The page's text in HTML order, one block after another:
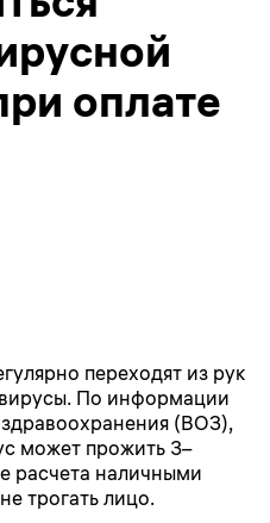
оплате
переходят из рук
вирусы. По информации
(ВОЗ),
может прожить 3–
расчета наличными
трогать лицо.